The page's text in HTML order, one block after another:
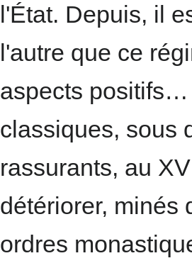
l'État. Depuis, il
l'autre que ce
aspects positifs…
classiques, sous
rassurants, au
détériorer, minés
ordres